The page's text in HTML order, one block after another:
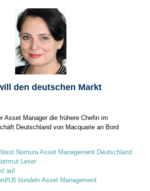
den deutschen Markt
Asset Manager die frühere Chefin im
Deutschland von Macquarie an Bord
Nomura Asset Management Deutschland
Leser
auf
LB bündeln Asset Management